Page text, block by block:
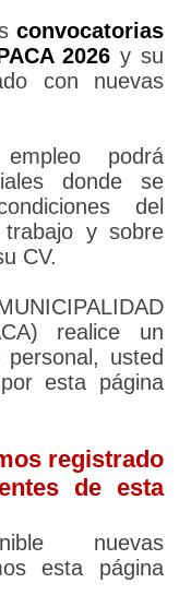
convocatorias
2026 y su
con nuevas
podrá
donde se
del
y sobre
CV.
realice un
usted
esta página
registrado
de esta
nuevas
esta página